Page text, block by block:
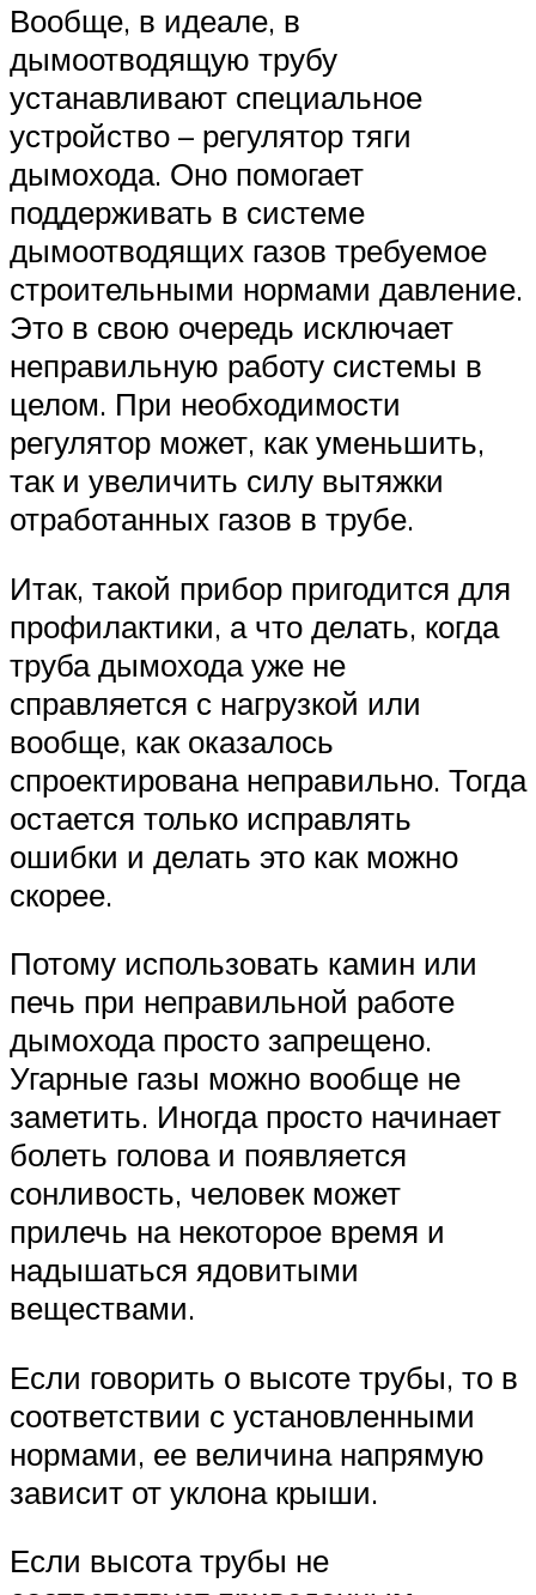
Вообще, в идеале, в
дымоотводящую трубу
устанавливают специальное
устройство – регулятор тяги
дымохода. Оно помогает
поддерживать в системе
дымоотводящих газов требуемое
строительными нормами давление.
Это в свою очередь исключает
неправильную работу системы в
целом. При необходимости
регулятор может, как уменьшить,
так и увеличить силу вытяжки
отработанных газов в трубе.
Итак, такой прибор пригодится для
профилактики, а что делать, когда
труба дымохода уже не
справляется с нагрузкой или
вообще, как оказалось
спроектирована неправильно. Тогда
остается только исправлять
ошибки и делать это как можно
скорее.
Потому использовать камин или
печь при неправильной работе
дымохода просто запрещено.
Угарные газы можно вообще не
заметить. Иногда просто начинает
болеть голова и появляется
сонливость, человек может
прилечь на некоторое время и
надышаться ядовитыми
веществами.
Если говорить о высоте трубы, то в
соответствии с установленными
нормами, ее величина напрямую
зависит от уклона крыши.
Если высота трубы не